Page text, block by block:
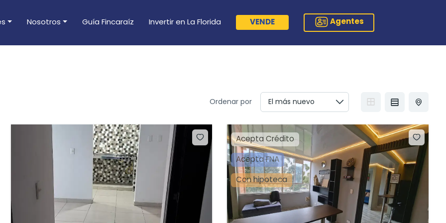
Ya
Nosotros Guía Fincaraíz Invertir en La Florida VENDE Agentes
Ordenar por
Acepta Crédito
Acepta FNA
Con hipoteca